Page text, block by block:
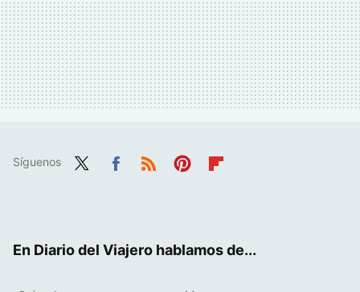
Síguenos
En Diario del Viajero hablamos de...